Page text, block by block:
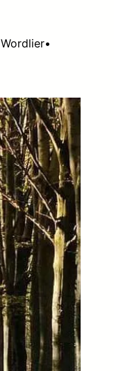
Wordlier•